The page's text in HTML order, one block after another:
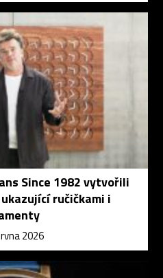
Since 1982 vytvořili
ručičkami i
2026